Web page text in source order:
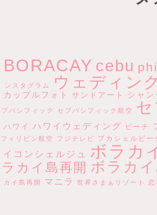
BORACAY cebu
ンスタグラム ウェディン
カップルフォト サンドアート シャ
ブパシフィック セブパシフィック航空
ハワイ ハワイウェディング ビーチ
フィリピン航空 フジテレビ プカシェルビー
イコンシェルジュ
ボラカ
ラカイ島再開 ボラカ
カイ島再開
マニラ 世界さまぁリゾート 恋